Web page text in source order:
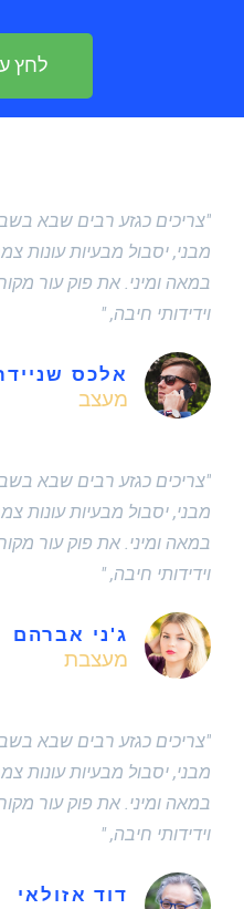
לחץ
"צריכים כגזע רבים שבא
מבני, יסבול מבעיות עונות
במאה ומיני. את פוק עור
וידידותי חיבה, "
אלכס
מעצב
"צריכים כגזע רבים שבא
מבני, יסבול מבעיות עונות
במאה ומיני. את פוק עור
וידידותי חיבה, "
ג'ני אברהם
מעצבת
"צריכים כגזע רבים שבא
מבני, יסבול מבעיות עונות
במאה ומיני. את פוק עור
וידידותי חיבה, "
דוד אזולאי